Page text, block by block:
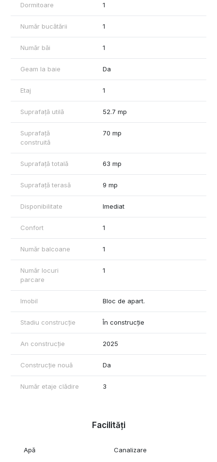
Pretul include TVA si 1 loc de parcare.
Dormitoare 1
Număr bucătării 1
Număr băi 1
Geam la baie Da
Etaj 1
Suprafață utilă 52.7 mp
Suprafață
construită
70 mp
Suprafață totală 63 mp
Suprafață terasă 9 mp
Disponibilitate Imediat
Confort 1
Număr balcoane 1
Număr locuri
parcare
1
Imobil Bloc de apart.
Stadiu construcție În construcție
An construcție 2025
Construcție nouă Da
Număr etaje clădire 3
Facilități
Apă Canalizare